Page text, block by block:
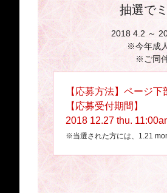
抽選で
2018 4.2 ～
※今年成
※ご同
【応募方法】ページ
【応募受付期間】
2018 12.27 thu.
※当選された方には、1.21